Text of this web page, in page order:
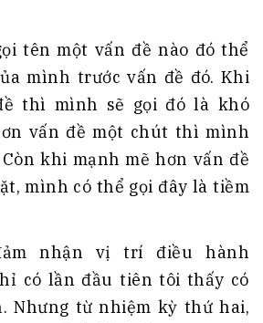
tên một vấn đề nào đó thể
mình trước vấn đề đó. Khi
thì mình sẽ gọi đó là khó
vấn đề một chút thì mình
khi mạnh mẽ hơn vấn đề
mình có thể gọi đây là tiềm
nhận vị trí điều hành
có lần đầu tiên tôi thấy có
Nhưng từ nhiệm kỳ thứ hai,